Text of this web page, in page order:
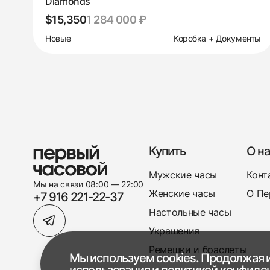
$15,3501 284 000 ₽
Новые Коробка + Документы
Мы на связи 08:00 — 22:00
+7 916 221-22-37
Купить
Мужские часы
Женские часы
Настольные часы
Украшения
Ремешки и браслеты
О
О
Мы используем cookies. Продолжая